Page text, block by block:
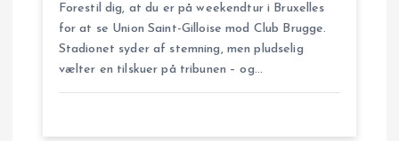
Forestil dig, at du er på weekendtur i Bruxelles
for at se Union Saint-Gilloise mod Club Brugge.
Stadionet syder af stemning, men pludselig
vælter en tilskuer på tribunen – og…